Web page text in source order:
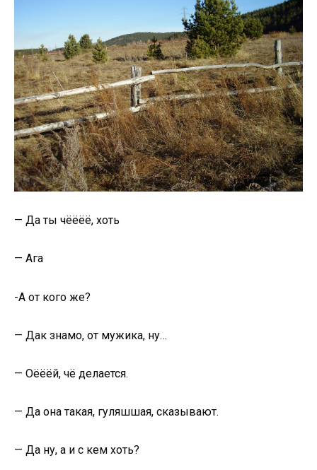
— Да ты чёёёё, хоть
— Ага
-А от кого же?
— Дак знамо, от мужика, ну…
— Оёёёй, чё делается.
— Да она такая, гуляшшая, сказывают.
— Да ну, а и с кем хоть?